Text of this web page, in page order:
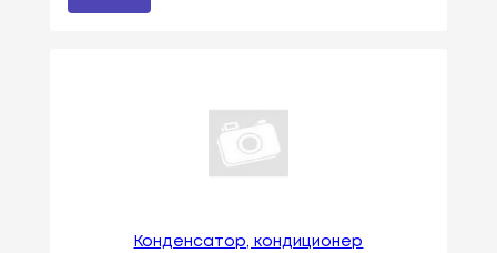
Конденсатор, кондиционер